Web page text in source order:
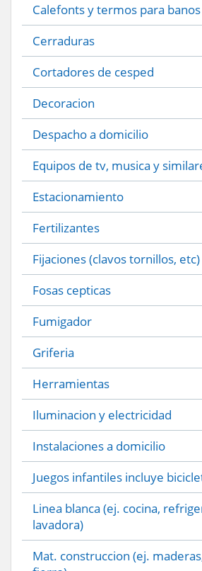
Calefonts y termos para banos
Cerraduras
Cortadores de cesped
Decoracion
Despacho a domicilio
Equipos de tv, musica y
Estacionamiento
Fertilizantes
Fijaciones (clavos tornillos, etc)
Fosas cepticas
Fumigador
Griferia
Herramientas
Iluminacion y electricidad
Instalaciones a domicilio
Juegos infantiles incluye
Linea blanca (ej. cocina,
lavadora)
Mat. construccion (ej.